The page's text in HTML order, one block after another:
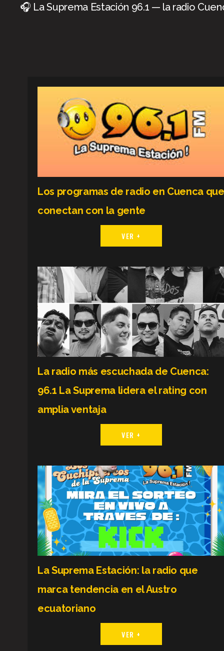
🎧 La Suprema Estación 96.1 — la radio
Los programas de radio en Cuenca que
conectan con la gente
VER +
La radio más escuchada de Cuenca:
96.1 La Suprema lidera el rating con
amplia ventaja
VER +
La Suprema Estación: la radio que
marca tendencia en el Austro
ecuatoriano
VER +